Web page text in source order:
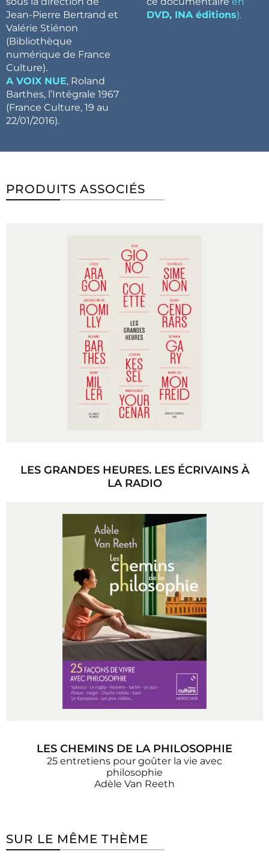
Jean-Pierre Bertrand et
Valérie Stiénon
(Bibliothèque
numérique de France
Culture).
A VOIX NUE, Roland
Barthes, l’Intégrale 1967
(France Culture, 19 au
22/01/2016).
DVD, INA éditions).
PRODUITS ASSOCIÉS
LES GRANDES HEURES. LES ÉCRIVAINS À
LA RADIO
LES CHEMINS DE LA PHILOSOPHIE
25 entretiens pour goûter la vie avec
philosophie
Adèle Van Reeth
SUR LE MÊME THÈME